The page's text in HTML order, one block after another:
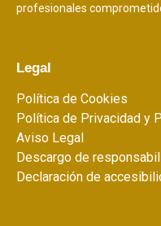
profesionales
Legal
Política de Cookies
Política de Privacidad y
Aviso Legal
Descargo de
Declaración de